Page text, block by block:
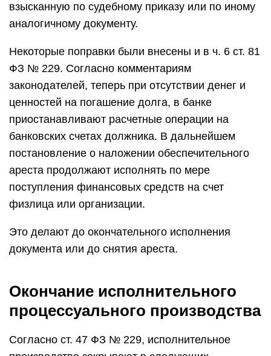
взысканную по судебному приказу или по иному
аналогичному документу.
Некоторые поправки были внесены и в ч. 6 ст. 81
ФЗ № 229. Согласно комментариям
законодателей, теперь при отсутствии денег и
ценностей на погашение долга, в банке
приостанавливают расчетные операции на
банковских счетах должника. В дальнейшем
постановление о наложении обеспечительного
ареста продолжают исполнять по мере
поступления финансовых средств на счет
физлица или организации.
Это делают до окончательного исполнения
документа или до снятия ареста.
Окончание исполнительного
процессуального производства
Согласно ст. 47 ФЗ № 229, исполнительное